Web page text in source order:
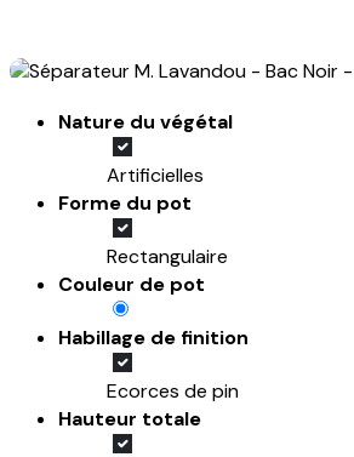
Nature du végétal
Artificielles
Forme du pot
Rectangulaire
Couleur de pot
Habillage de finition
Ecorces de pin
Hauteur totale